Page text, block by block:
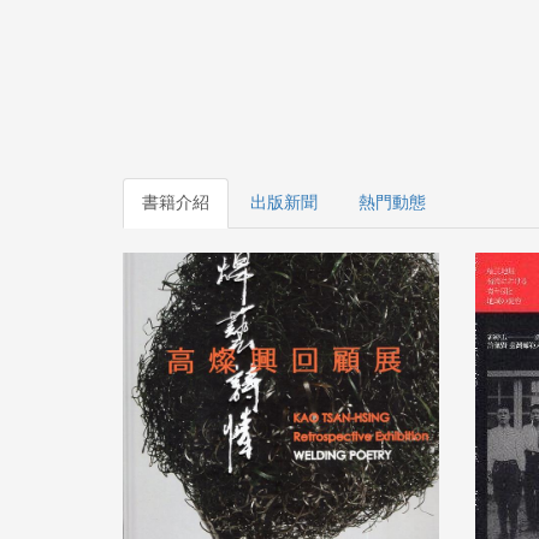
書籍介紹 出版新聞 熱門動態